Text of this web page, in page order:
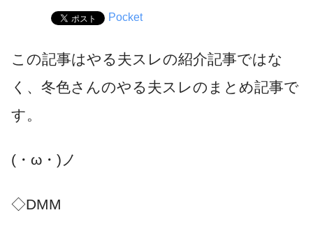
Pocket
この記事はやる夫スレの紹介記事ではな
く、冬色さんのやる夫スレのまとめ記事で
す。
(・ω・)ノ
◇DMM